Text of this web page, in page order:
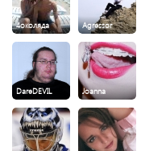
4околяда Agressor
DareDEVIL Joanna